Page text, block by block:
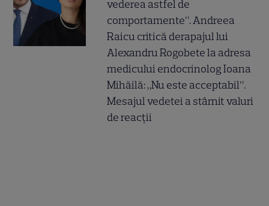
vederea astfel de
comportamente”. Andreea
Raicu critică derapajul lui
Alexandru Rogobete la adresa
medicului endocrinolog Ioana
Mihăilă: „Nu este acceptabil”.
Mesajul vedetei a stârnit valuri
de reacții